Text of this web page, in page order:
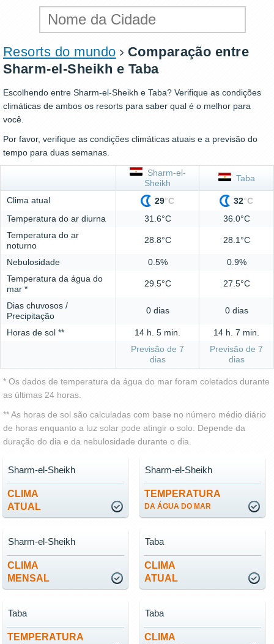
Resorts do mundo
Comparação entre
Sharm-el-Sheikh e Taba
Escolhendo entre Sharm-el-Sheikh e Taba? Verifique as condições
climáticas de ambos os resorts para saber qual é o melhor para
você.
Por favor, verifique as condições climáticas atuais e a previsão do
tempo para duas semanas.
Sharm-el-
Sheikh
Taba
Clima atual 29°C 32°C
Temperatura do ar diurna
31.6°C
36.0°C
Temperatura do ar
noturno
28.8°C 28.1°C
Nebulosidade 0.5%
0.9%
Temperatura da água do
mar *
29.5°C 27.5°C
Dias chuvosos /
Precipitação
0 dias 0 dias
Horas de sol ** 14 h. 5 min.
14 h. 7 min.
Previsão de 7
dias
Previsão de 7
dias
* Os dados de temperatura da água do mar foram coletados durante
as últimas 24 horas.
** As horas de sol são calculadas com base no número médio diário
de horas enquanto a luz solar pode atingir o solo. Depende da
duração do dia e da nebulosidade durante o dia.
CLIMA
ATUAL
Sharm-el-Sheikh
TEMPERATURA
DA ÁGUA DO MAR
Sharm-el-Sheikh
CLIMA
MENSAL
Sharm-el-Sheikh
CLIMA
ATUAL
Taba
TEMPERATURA
Taba
CLIMA
Taba